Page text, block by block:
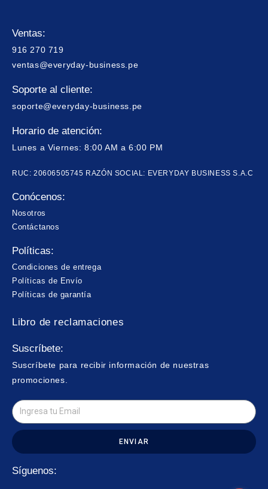
Ventas:
916 270 719
ventas@everyday-business.pe
Soporte al cliente:
soporte@everyday-business.pe
Horario de atención:
Lunes a Viernes: 8:00 AM a 6:00 PM
RUC: 20606505745 RAZÓN SOCIAL: EVERYDAY BUSINESS S.A.C
Conócenos:
Nosotros
Contáctanos
Políticas:
Condiciones de entrega
Políticas de Envío
Políticas de garantía
Libro de reclamaciones
Suscríbete:
Suscríbete para recibir información de nuestras
promociones.
ENVIAR
Síguenos: